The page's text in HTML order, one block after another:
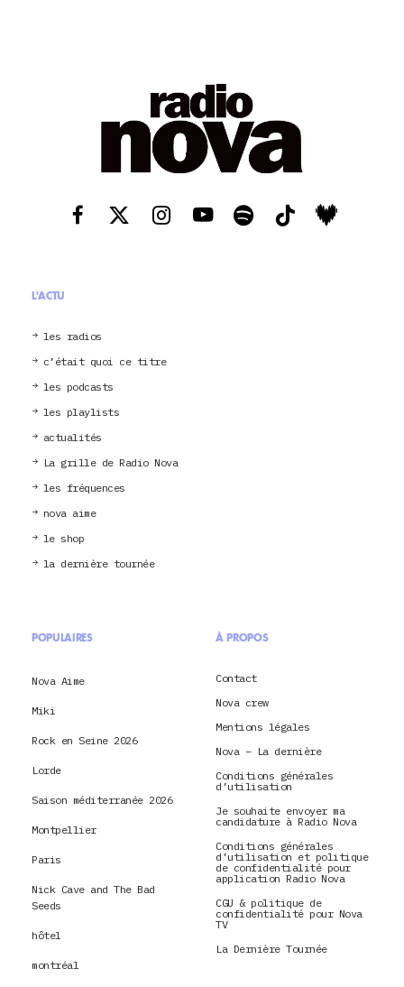
L'ACTU
les radios
c’était quoi ce titre
les podcasts
les playlists
actualités
La grille de Radio Nova
les fréquences
nova aime
le shop
la dernière tournée
POPULAIRES
Nova Aime
Miki
Rock en Seine 2026
Lorde
Saison méditerranée 2026
Montpellier
Paris
Nick Cave and The Bad
Seeds
hôtel
montréal
À PROPOS
Contact
Nova crew
Mentions légales
Nova – La dernière
Conditions générales
d’utilisation
Je souhaite envoyer ma
candidature à Radio Nova
Conditions générales
d’utilisation et politique
de confidentialité pour
application Radio Nova
CGU & politique de
confidentialité pour Nova
TV
La Dernière Tournée